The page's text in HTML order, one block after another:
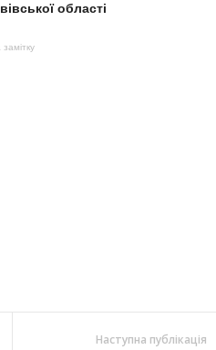
області
замітку
Наступна публікація